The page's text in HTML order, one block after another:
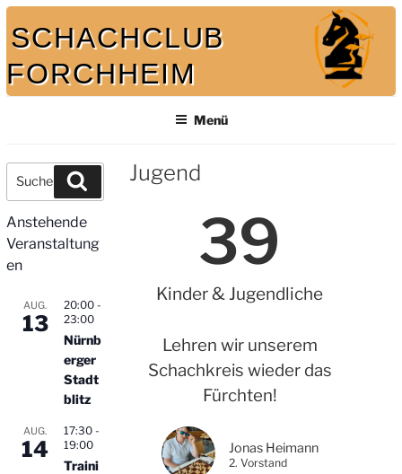
SCHACHCLUB
FORCHHEIM
Menü
Anstehende
Veranstaltung
en
AUG.
13
20:00 -
23:00
Nürnb
erger
Stadt
blitz
AUG.
14
17:30 -
19:00
Traini
Jugend
Kinder & Jugendliche
39
Lehren wir unserem
Schachkreis wieder das
Fürchten!
Jonas Heimann
2. Vorstand